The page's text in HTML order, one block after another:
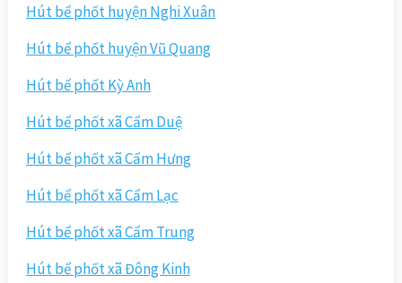
Hút bể phốt huyện Nghi Xuân
Hút bể phốt huyện Vũ Quang
Hút bể phốt Kỳ Anh
Hút bể phốt xã Cẩm Duệ
Hút bể phốt xã Cẩm Hưng
Hút bể phốt xã Cẩm Lạc
Hút bể phốt xã Cẩm Trung
Hút bể phốt xã Đông Kinh